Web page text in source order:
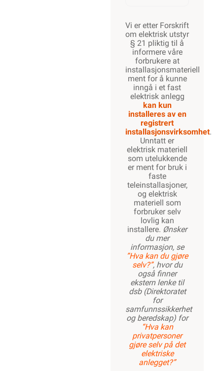
Vi er etter Forskrift
om elektrisk utstyr
§ 21 pliktig til å
informere våre
forbrukere at
installasjonsmateriell
ment for å kunne
inngå i et fast
elektrisk anlegg
kan kun
installeres av en
registrert
installasjonsvirksomhet.
Unntatt er
elektrisk materiell
som utelukkende
er ment for bruk i
faste
teleinstallasjoner,
og elektrisk
materiell som
forbruker selv
lovlig kan
installere. Ønsker
du mer
informasjon, se
”Hva kan du gjøre
selv?”, hvor du
også finner
ekstern lenke til
dsb (Direktoratet
for
samfunnssikkerhet
og beredskap) for
“Hva kan
privatpersoner
gjøre selv på det
elektriske
anlegget?”